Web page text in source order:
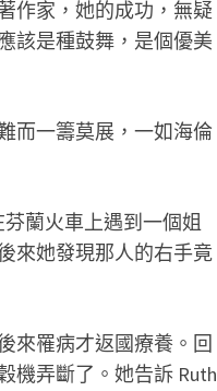
作家，她的成功，無疑
該是種鼓舞，是個優美
而一籌莫展，一如海倫
蘭火車上遇到一個姐
來她發現那人的右手竟
來罹病才返國療養。回
機弄斷了。她告訴 Ruth